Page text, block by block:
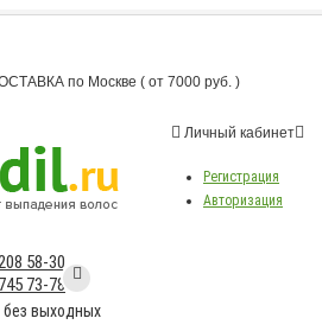
по Москве ( от 7000 руб. )
Личный кабинет
Регистрация
Авторизация
58-30
73-78
без выходных